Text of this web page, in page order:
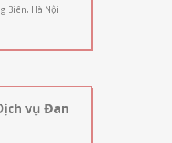
Biên, Hà Nội
vụ Đan